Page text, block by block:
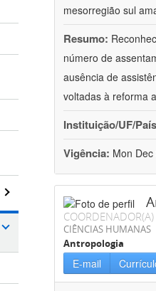
mesorregião sul
Resumo:
número de
ausência de
voltadas à reforma
Instituição/UF/
Vigência: Mon
COORDENADOR(A)
CIÊNCIAS HUMANAS
Antropologia
E-mail